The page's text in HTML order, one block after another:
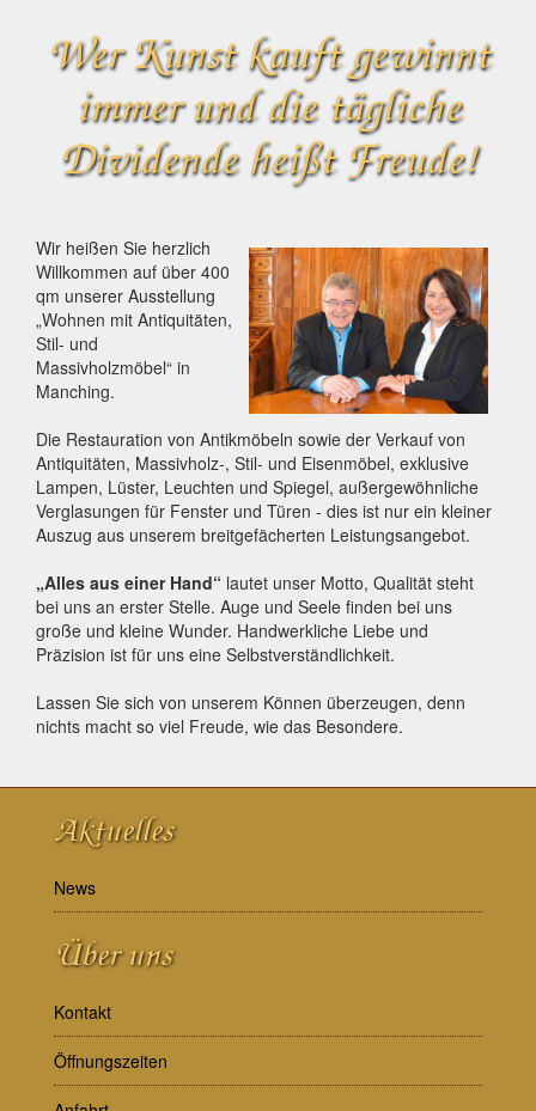
Wer Kunst kauft gewinnt
immer und die tägliche
Dividende heißt Freude!
Wir heißen Sie herzlich
Willkommen auf über 400
qm unserer Ausstellung
„Wohnen mit Antiquitäten,
Stil- und
Massivholzmöbel“ in
Manching.
Die Restauration von Antikmöbeln sowie der Verkauf von
Antiquitäten, Massivholz-, Stil- und Eisenmöbel, exklusive
Lampen, Lüster, Leuchten und Spiegel, außergewöhnliche
Verglasungen für Fenster und Türen - dies ist nur ein kleiner
Auszug aus unserem breitgefächerten Leistungsangebot.
„Alles aus einer Hand“ lautet unser Motto, Qualität steht
bei uns an erster Stelle. Auge und Seele finden bei uns
große und kleine Wunder. Handwerkliche Liebe und
Präzision ist für uns eine Selbstverständlichkeit.
Lassen Sie sich von unserem Können überzeugen, denn
nichts macht so viel Freude, wie das Besondere.
Aktuelles
News
Über uns
Kontakt
Öffnungszeiten